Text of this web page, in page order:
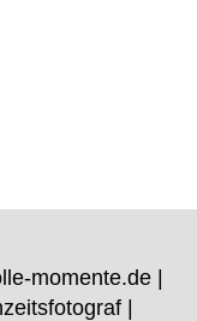
momente.de |
|